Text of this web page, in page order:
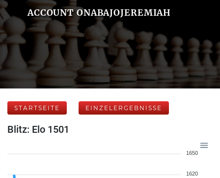
ACCOUNT ONABAJOJEREMIAH
STARTSEITE EINZELERGEBNISSE
Blitz: Elo 1501
1650
1620